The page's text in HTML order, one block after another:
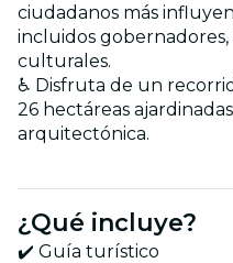
ciudadanos más
incluidos gobernadores,
culturales.
♿ Disfruta de un
26 hectáreas
arquitectónica.
¿Qué incluye?
✔️ Guía turístico